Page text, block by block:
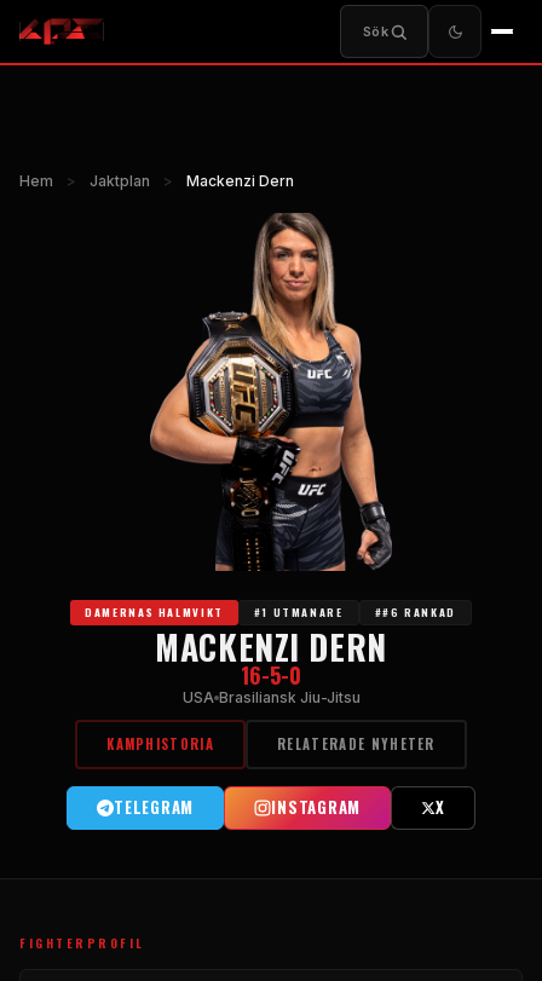
Sök
Hem > Jaktplan > Mackenzi Dern
DAMERNAS HALMVIKT #1 UTMANARE ##6 RANKAD
MACKENZI DERN
16-5-0
USA Brasiliansk Jiu-Jitsu
KAMPHISTORIA RELATERADE NYHETER
TELEGRAM INSTAGRAM X
FIGHTERPROFIL